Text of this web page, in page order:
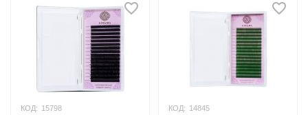
КОД: 15798 КОД: 14845